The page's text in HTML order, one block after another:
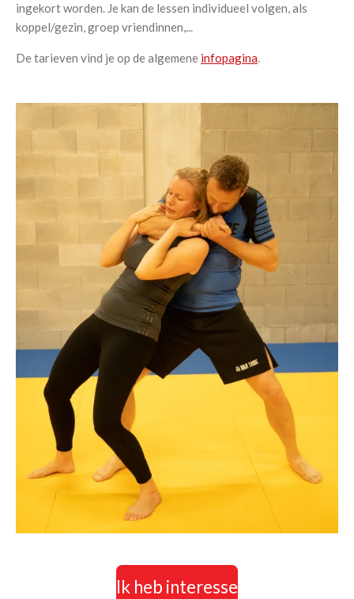
ingekort worden. Je kan de lessen individueel volgen, als
koppel/gezin, groep vriendinnen,...
De tarieven vind je op de algemene infopagina.
Ik heb interesse